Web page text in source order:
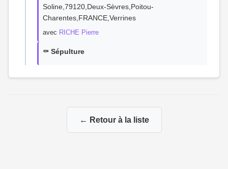
Soline,79120,Deux-Sèvres,Poitou-
Charentes,FRANCE,Verrines
avec RICHE Pierre
⚰️ Sépulture
← Retour à la liste